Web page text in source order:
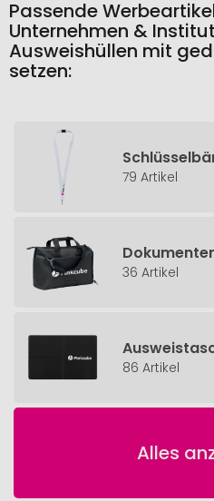
Passende
Unternehmen &
Ausweishüllen mit
setzen:
79 Artikel
36 Artikel
86 Artikel
Alles